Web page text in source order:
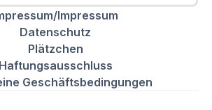
Impressum
Datenschutz
Plätzchen
Haftungsausschluss
Geschäftsbedingungen